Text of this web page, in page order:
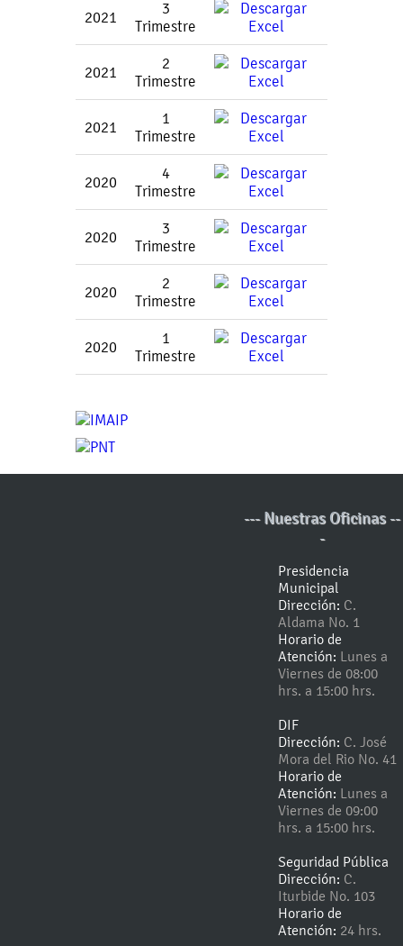
2021
3
Trimestre
2021
2
Trimestre
2021
1
Trimestre
2020
4
Trimestre
2020
3
Trimestre
2020
2
Trimestre
2020
1
Trimestre
--- Nuestras Oficinas --
-
Presidencia
Municipal
Dirección: C.
Aldama No. 1
Horario de
Atención: Lunes a
Viernes de 08:00
hrs. a 15:00 hrs.
DIF
Dirección: C. José
Mora del Rio No. 41
Horario de
Atención: Lunes a
Viernes de 09:00
hrs. a 15:00 hrs.
Seguridad Pública
Dirección: C.
Iturbide No. 103
Horario de
Atención: 24 hrs.